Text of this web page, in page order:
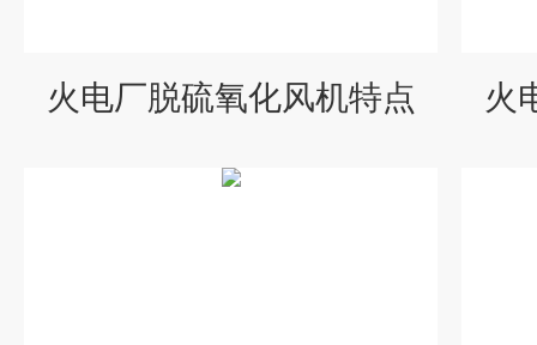
火电厂脱硫氧化风机特点 火